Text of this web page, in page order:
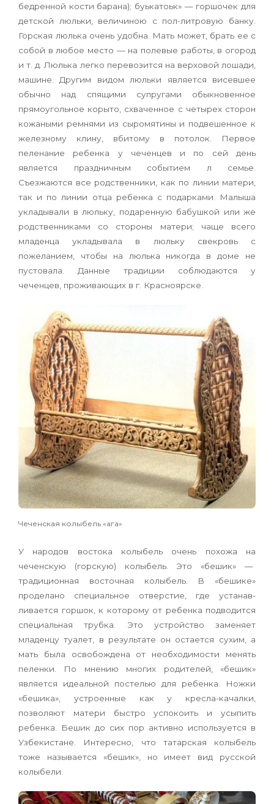
бедренной кости барана); буькатоьк» — горшочек для
детской люльки, ве­личиною с пол-литровую банку.
Горская люлька очень удобна. Мать может, брать ее с
собой в лю­бое место — на полевые работы, в огород
и т. д. Люлька легко перевозится на верховой лошади,
машине. Другим видом люльки является висев­шее
обычно над спящими супругами обыкновен­ное
прямоугольное корыто, схваченное с четы­рех сторон
кожаными ремнями из сыромятины и подвешенное к
железному клину, вбитому в потолок. Первое
пеленание ребенка у чеченцев и по сей день
является праздничным событием л семье.
Съезжаются все родственники, как по линии матери,
так и по линии отца ребенка с подарками. Малыша
укладывали в люльку, по­даренную бабушкой или же
родственниками со стороны матери; чаще всего
младенца укладывала в люльку свекровь с
пожеланием, чтобы на люлька никогда в доме не
пустовала. Данные традиции соблюдаются у
чеченцев, проживаю­щих в г. Красноярске.
Чеченская колыбель «ага»
У народов востока колыбель очень похожа на
чеченскую (горскую) колыбель. Это «бешик» —
традиционная восточная колыбель. В «бешике»
проделано специальное отверстие, где устанав­
ливается горшок, к которому от ребенка под­водится
специальная трубка. Это устройство заменяет
младенцу туалет, в результате он оста­ется сухим, а
мать была освобождена от необ­ходимости менять
пеленки. По мнению многих родителей, «бешик»
является идеальной посте­лью для ребенка. Ножки
«бешика», устроенные как у кресла-качалки,
позволяют матери быстро успокоить и усыпить
ребенка. Бешик до сих пор активно используется в
Узбекистане. Интересно, что татарская колыбель
тоже называется «бе­шик», но имеет вид русской
колыбели.